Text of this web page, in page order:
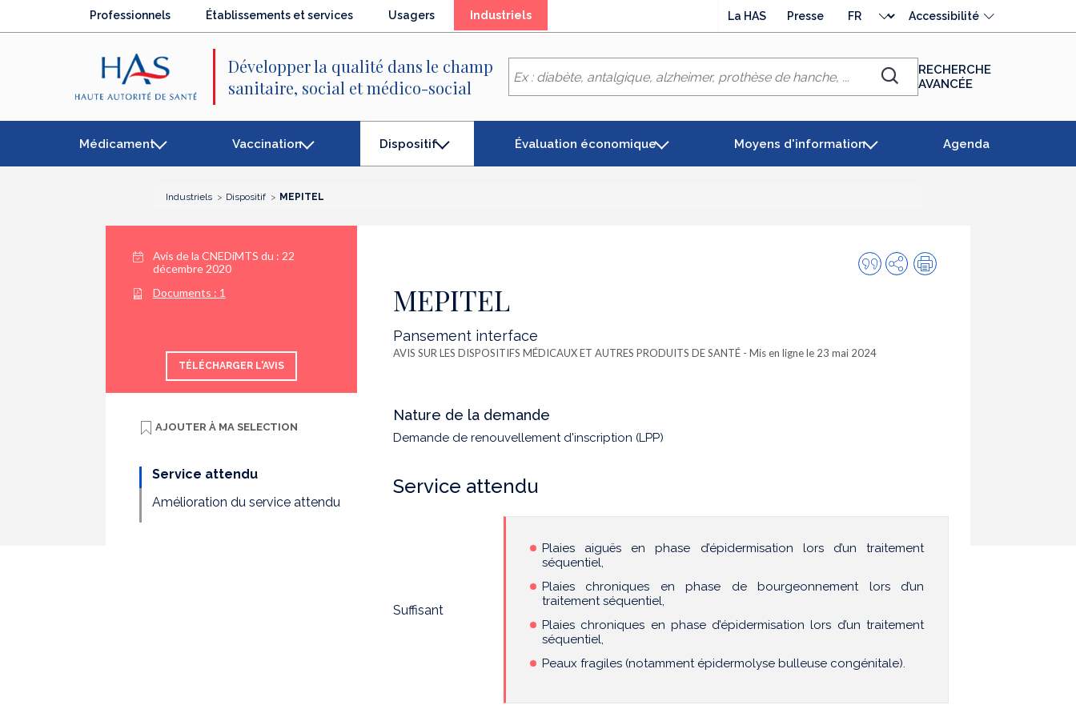
Professionnels Établissements et services Usagers Industriels(élément
La HAS Presse
langue
Accessibilité
Développer la qualité dans le champ
sanitaire, social et médico-social
Chercher
RECHERCHE
AVANCÉE
Médicament Vaccination Dispositif
(élément
séléctionné)
Évaluation économique Moyens d'information Agenda
Industriels Dispositif MEPITEL
Avis de la CNEDiMTS du : 22
décembre 2020
Documents : 1
TÉLÉCHARGER L'AVIS
AJOUTER À MA SELECTION
Service attendu
Amélioration du service attendu
Citer
cette
PartagerImpression
MEPITEL
Pansement interface
AVIS SUR LES DISPOSITIFS MÉDICAUX ET AUTRES PRODUITS DE SANTÉ - Mis en ligne le 23 mai 2024
Nature de la demande
Demande de renouvellement d'inscription (LPP)
Service attendu
Suffisant
Plaies aiguës en phase d’épidermisation lors d’un traitement
séquentiel,
Plaies chroniques en phase de bourgeonnement lors d’un
traitement séquentiel,
Plaies chroniques en phase d’épidermisation lors d’un traitement
séquentiel,
Peaux fragiles (notamment épidermolyse bulleuse congénitale).